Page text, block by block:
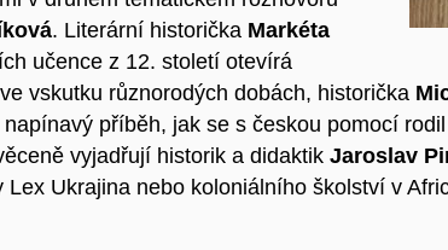
. Literární historička Markéta
učence z 12. století otevírá
vskutku různorodých dobách, historička
příběh, jak se s českou pomocí
vyjadřují historik a didaktik Jaroslav
Ukrajina nebo koloniálního školství v